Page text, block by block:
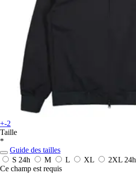
+-2
Taille
*
Guide des tailles
S 24h M L XL 2XL 24h
Ce champ est requis